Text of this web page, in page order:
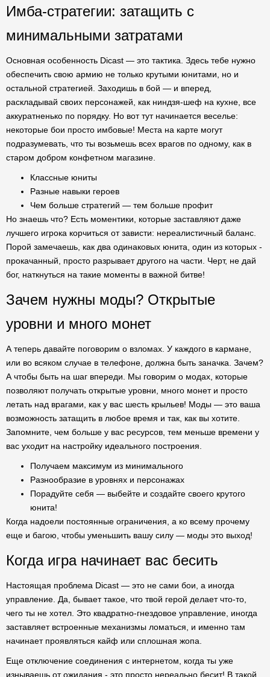
Имба-стратегии: затащить с
минимальными затратами
Основная особенность Dicast — это тактика. Здесь тебе нужно
обеспечить свою армию не только крутыми юнитами, но и
остальной стратегией. Заходишь в бой — и вперед,
раскладывай своих персонажей, как ниндзя-шеф на кухне, все
аккуратненько по порядку. Но вот тут начинается веселье:
некоторые бои просто имбовые! Места на карте могут
подразумевать, что ты возьмешь всех врагов по одному, как в
старом добром конфетном магазине.
Классные юниты
Разные навыки героев
Чем больше стратегий — тем больше профит
Но знаешь что? Есть моментики, которые заставляют даже
лучшего игрока корчиться от зависти: нереалистичный баланс.
Порой замечаешь, как два одинаковых юнита, один из которых -
прокачанный, просто разрывает другого на части. Черт, не дай
бог, наткнуться на такие моменты в важной битве!
Зачем нужны моды? Открытые
уровни и много монет
А теперь давайте поговорим о взломах. У каждого в кармане,
или во всяком случае в телефоне, должна быть заначка. Зачем?
А чтобы быть на шаг впереди. Мы говорим о модах, которые
позволяют получать открытые уровни, много монет и просто
летать над врагами, как у вас шесть крыльев! Моды — это ваша
возможность затащить в любое время и так, как вы хотите.
Запомните, чем больше у вас ресурсов, тем меньше времени у
вас уходит на настройку идеального построения.
Получаем максимум из минимального
Разнообразие в уровнях и персонажах
Порадуйте себя — выбейте и создайте своего крутого
юнита!
Когда надоели постоянные ограничения, а ко всему прочему
еще и багою, чтобы уменьшить вашу силу — моды это выход!
Когда игра начинает вас бесить
Настоящая проблема Dicast — это не сами бои, а иногда
управление. Да, бывает такое, что твой герой делает что-то,
чего ты не хотел. Это квадратно-гнездовое управление, иногда
заставляет встроенные механизмы ломаться, и именно там
начинает проявляться кайф или сплошная жопа.
Еще отключение соединения с интернетом, когда ты уже
изнываешь от ожидания - это просто нереально бесит! В такой